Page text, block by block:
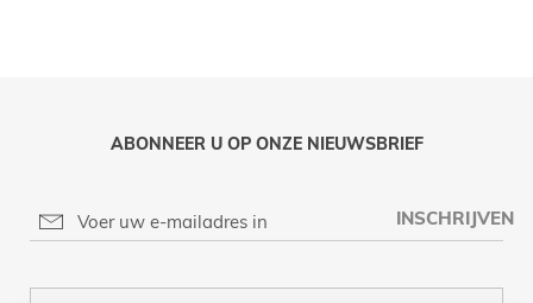
ABONNEER U OP ONZE NIEUWSBRIEF
INSCHRIJVEN